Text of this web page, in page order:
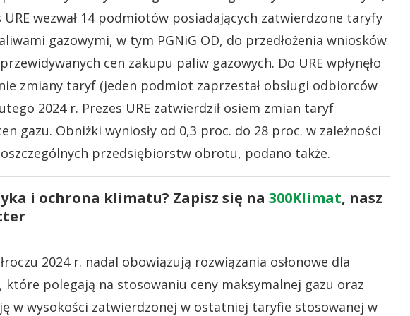
URE wezwał 14 podmiotów posiadających zatwierdzone taryfy
gazowymi, w tym PGNiG OD, do przedłożenia wniosków
cen zakupu paliw gazowych. Do URE wpłynęło
zmiany taryf (jeden podmiot zaprzestał obsługi odbiorców
2024 r. Prezes URE zatwierdził osiem zmian taryf
gazu. Obniżki wyniosły od 0,3 proc. do 28 proc. w zależności
przedsiębiorstw obrotu, podano także.
i ochrona klimatu? Zapisz się na 300Klimat, nasz
2024 r. nadal obowiązują rozwiązania osłonowe dla
polegają na stosowaniu ceny maksymalnej gazu oraz
w wysokości zatwierdzonej w ostatniej taryfie stosowanej w